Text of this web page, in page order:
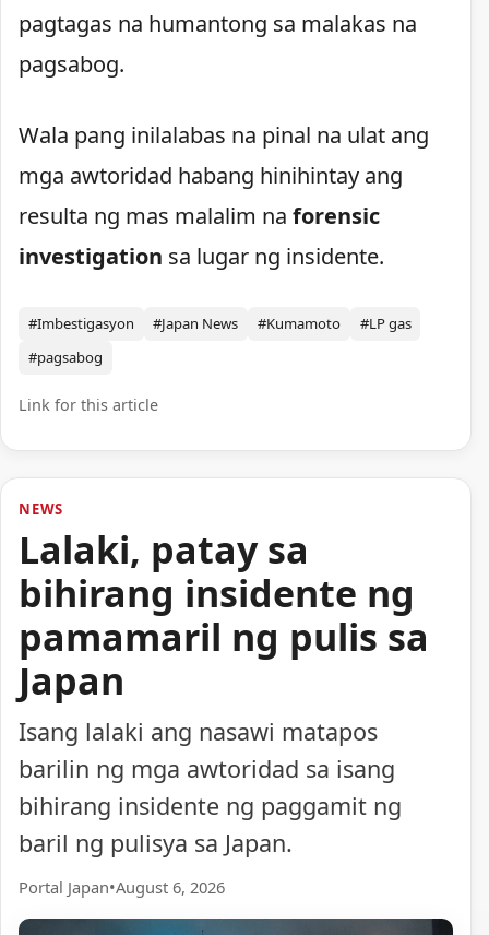
pagtagas na humantong sa malakas na
pagsabog.
Wala pang inilalabas na pinal na ulat ang
mga awtoridad habang hinihintay ang
resulta ng mas malalim na forensic
investigation sa lugar ng insidente.
#Imbestigasyon #Japan News #Kumamoto
#LP gas
#pagsabog
Link for this article
NEWS
Lalaki, patay sa
bihirang insidente ng
pamamaril ng pulis sa
Japan
Isang lalaki ang nasawi matapos
barilin ng mga awtoridad sa isang
bihirang insidente ng paggamit ng
baril ng pulisya sa Japan.
Portal Japan•August 6, 2026